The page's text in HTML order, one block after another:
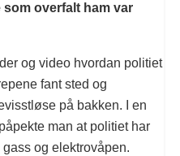
overfalt ham var
og video hvordan politiet
fant sted og
på bakken. I en
man at politiet har
og elektrovåpen.